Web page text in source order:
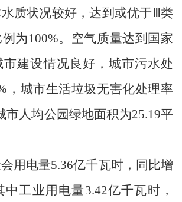
质状况较好，达到或优于Ⅲ类
为 100%。空气质量达到国家
建设情况良好，城市污水处
，城市生活垃圾无害化处理率
市人均公园绿地面积为25.19平
用电量5.36亿千瓦时，同比增
中工业用电量3.42亿千瓦时 ，